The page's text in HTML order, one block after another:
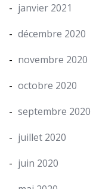
janvier 2021
décembre 2020
novembre 2020
octobre 2020
septembre 2020
juillet 2020
juin 2020